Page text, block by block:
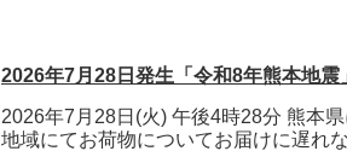
2026年7月28日発生「令和8年熊本地震
2026年7月28日(火) 午後4時28分 熊本
地域にてお荷物についてお届けに遅れ